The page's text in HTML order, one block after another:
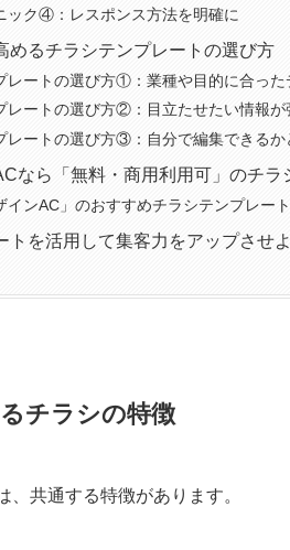
ック④：レスポンス方法を明確に
めるチラシテンプレートの選び方
レートの選び方①：業種や目的に合った
レートの選び方②：目立たせたい情報が
レートの選び方③：自分で編集できるか
なら「無料・商用利用可」のチラ
インAC」のおすすめチラシテンプレー
トを活用して集客力をアップさせよ
チラシの特徴
、共通する特徴があります。